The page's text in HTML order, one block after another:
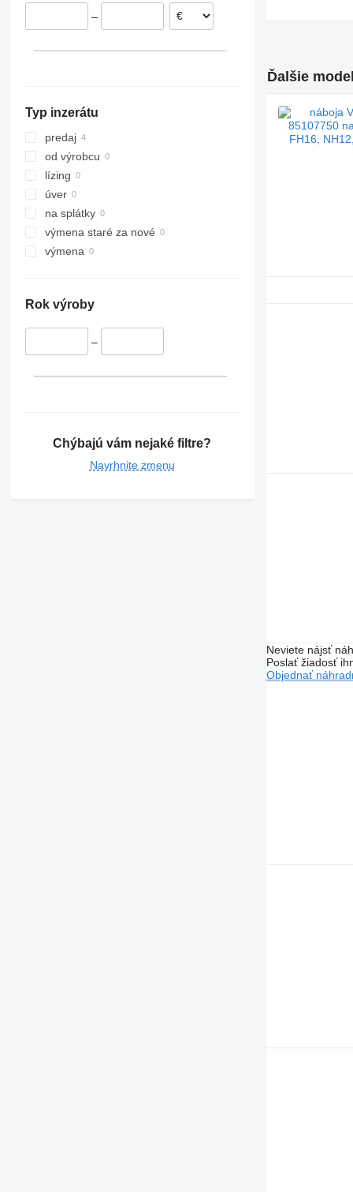
–
Typ inzerátu
predaj
od výrobcu
lízing
úver
na splátky
výmena staré za nové
výmena
Rok výroby
–
Chýbajú vám nejaké filtre?
Navrhnite zmenu
Ďalšie
Neviete nájsť
Poslať žiadosť
Objednať